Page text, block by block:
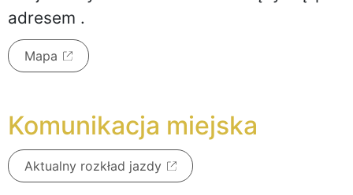
adresem .
Mapa
Komunikacja miejska
Aktualny rozkład jazdy